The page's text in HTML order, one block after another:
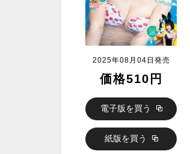
2025年08月04日発売
価格510円
電子版を買う
紙版を買う